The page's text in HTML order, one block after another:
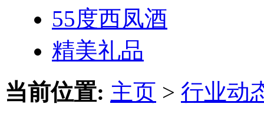
55度西凤酒
精美礼品
当前位置: 主页 > 行业动